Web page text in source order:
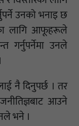
उनको भनाइ छ
लागि आफूहरूले
गर्नुपर्नेमा उनले
नै दिनुपर्छ । तर
आउने
भने ।